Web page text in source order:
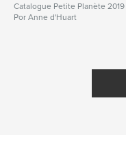
Catalogue Petite Planète 2019
Por Anne d'Huart